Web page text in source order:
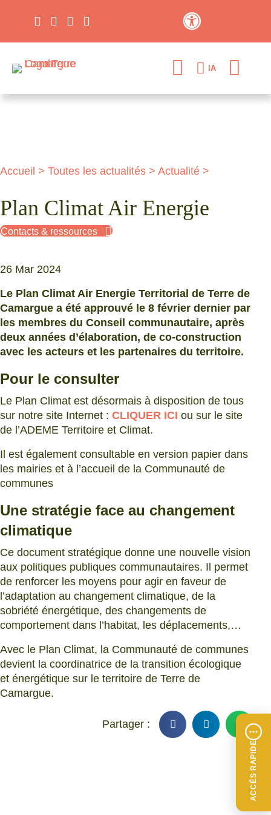
ACCÈS RAPIDE
IA
Accueil > Toutes les actualités > Actualité >
Plan Climat Air Energie
Contacts & ressources
26 Mar 2024
Le Plan Climat Air Energie Territorial de Terre de
Camargue a été approuvé le 8 février dernier par
les membres du Conseil communautaire, après
deux années d’élaboration, de co-construction
avec les acteurs et les partenaires du territoire.
Pour le consulter
Le Plan Climat est désormais à disposition de tous
sur notre site Internet : CLIQUER ICI ou sur le site
de l’ADEME Territoire et Climat.
Il est également consultable en version papier dans
les mairies et à l’accueil de la Communauté de
communes
Une stratégie face au changement
climatique
Ce document stratégique donne une nouvelle vision
aux politiques publiques communautaires. Il permet
de renforcer les moyens pour agir en faveur de
l’adaptation au changement climatique, de la
sobriété énergétique, des changements de
comportement dans l’habitat, les déplacements,…
Avec le Plan Climat, la Communauté de communes
devient la coordinatrice de la transition écologique
et énergétique sur le territoire de Terre de
Camargue.